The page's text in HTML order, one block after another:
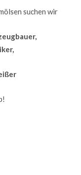
suchen wir